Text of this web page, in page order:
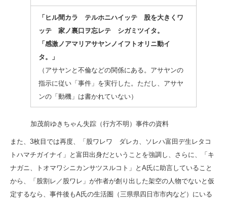
「ヒル間カラ テルホニハイッテ 股を大きくワ
ッテ 家ノ裏口ヲ忘レテ シガミツイタ。
「感激ノアマリアサヤンノイフトオリニ動イ
タ。」
（アサヤンと不倫などの関係にある。アサヤンの
指示に従い「事件」を実行した。ただし、アサヤ
ンの「動機」は書かれていない）
加茂前ゆきちゃん失踪（行方不明）事件の資料
また、3枚目では再度、「股ワレワ ダレカ、ソレハ富田デ生レタコ
トハマチガイナイ」と富田出身だということを強調し、さらに、「キ
ナガニ、トオマワシニカンサツスルコト」とA氏に助言していること
から、「股割レ／股ワレ」が作者が創り出した架空の人物でないと仮
定するなら、事件後もA氏の生活圏（三県県四日市市内など）にいる